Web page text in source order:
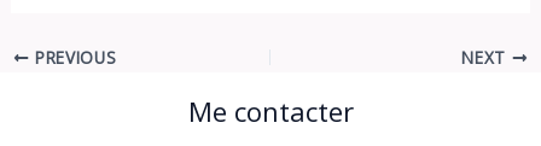
PREVIOUS NEXT
Me contacter